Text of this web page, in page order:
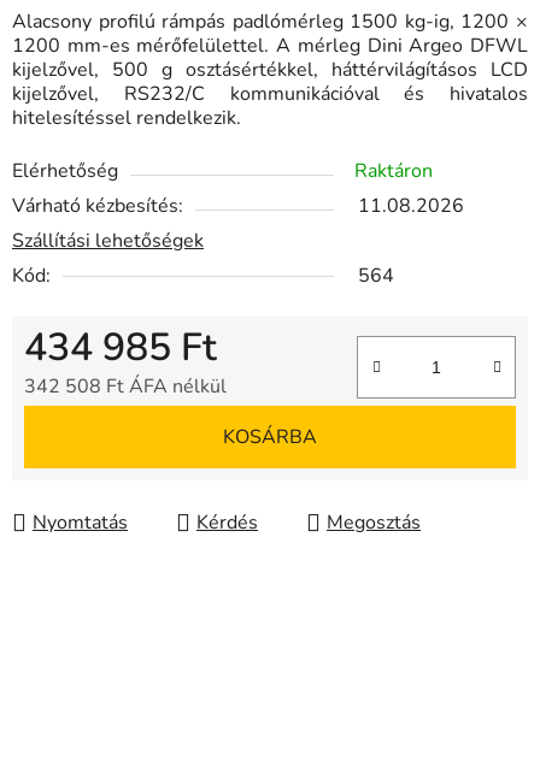
Alacsony profilú rámpás padlómérleg 1500 kg-ig, 1200 ×
1200 mm-es mérőfelülettel. A mérleg Dini Argeo DFWL
kijelzővel, 500 g osztásértékkel, háttérvilágításos LCD
kijelzővel, RS232/C kommunikációval és hivatalos
hitelesítéssel rendelkezik.
Elérhetőség
Raktáron
Várható kézbesítés:
11.08.2026
Szállítási lehetőségek
Kód:
564
434 985 Ft
342 508 Ft ÁFA nélkül
KOSÁRBA
Nyomtatás Kérdés Megosztás